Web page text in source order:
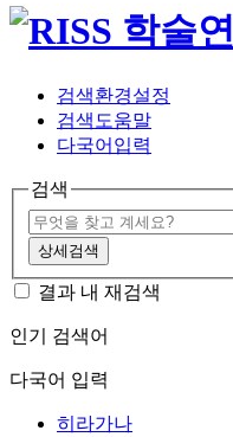
검색환경설정
검색도움말
다국어입력
검색
상세검색
결과 내 재검색
인기 검색어
다국어 입력
히라가나